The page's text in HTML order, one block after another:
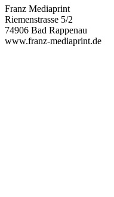
Franz Mediaprint
Riemenstrasse 5/2
74906 Bad Rappenau
www.franz-mediaprint.de